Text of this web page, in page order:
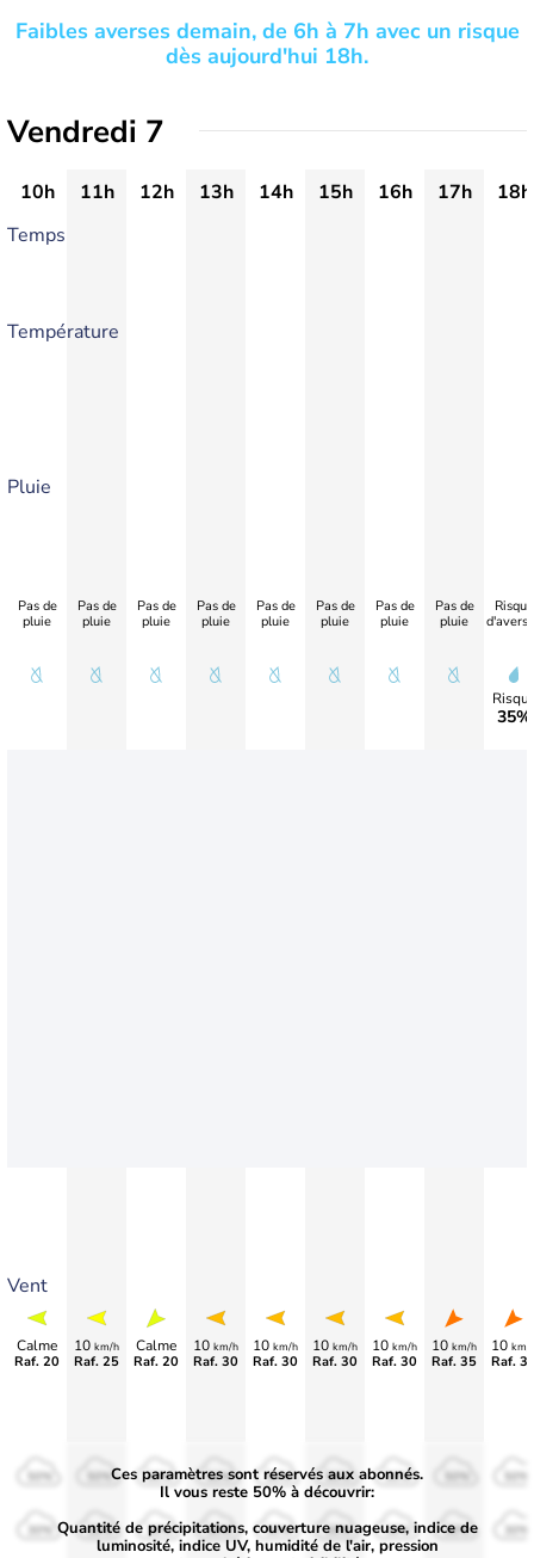
Faibles averses demain, de 6h à 7h avec un risque
dès aujourd'hui 18h.
Vendredi 7
10h 11h 12h 13h 14h 15h 16h 17h
18h
Temps
Température
Pluie
Vent
Pas de
pluie
Calme
Raf. 20
Pas de
pluie
10 km/h
Raf. 25
Pas de
pluie
Calme
Raf. 20
Pas de
pluie
10 km/h
Raf. 30
Pas de
pluie
10 km/h
Raf. 30
Pas de
pluie
10 km/h
Raf. 30
Pas de
pluie
10 km/h
Raf. 30
Pas de
pluie
10 km/h
Raf. 35
Risque
35%
10 km/
Raf.
50%
30%
50%
30%
50%
30%
50%
30%
50%
30%
50%
30%
50%
30% 30% 30%
Ces paramètres sont réservés aux abonnés.
Il vous reste 50% à découvrir:
Quantité de précipitations, couverture nuageuse, indice de
luminosité, indice UV, humidité de l'air, pression